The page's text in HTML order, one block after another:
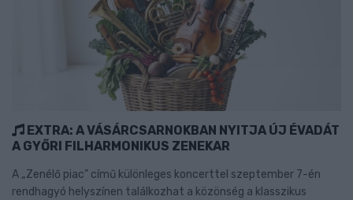
EXTRA: A VÁSÁRCSARNOKBAN NYITJA ÚJ ÉVADÁT
A GYŐRI FILHARMONIKUS ZENEKAR
A „Zenélő piac” című különleges koncerttel szeptember 7-én
rendhagyó helyszínen találkozhat a közönség a klasszikus